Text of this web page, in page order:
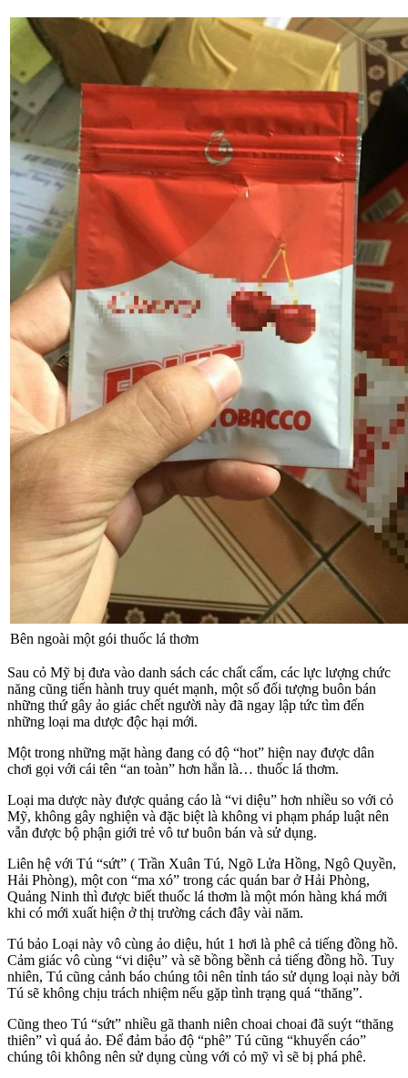
Bên ngoài một gói thuốc lá thơm
Sau cỏ Mỹ bị đưa vào danh sách các chất cấm, các lực lượng chức
năng cũng tiến hành truy quét mạnh, một số đối tượng buôn bán
những thứ gây ảo giác chết người này đã ngay lập tức tìm đến
những loại ma dược độc hại mới.
Một trong những mặt hàng đang có độ “hot” hiện nay được dân
chơi gọi với cái tên “an toàn” hơn hẳn là… thuốc lá thơm.
Loại ma dược này được quảng cáo là “vi diệu” hơn nhiều so với cỏ
Mỹ, không gây nghiện và đặc biệt là không vi phạm pháp luật nên
vẫn được bộ phận giới trẻ vô tư buôn bán và sử dụng.
Liên hệ với Tú “sứt” ( Trần Xuân Tú, Ngõ Lửa Hồng, Ngô Quyền,
Hải Phòng), một con “ma xó” trong các quán bar ở Hải Phòng,
Quảng Ninh thì được biết thuốc lá thơm là một món hàng khá mới
khi có mới xuất hiện ở thị trường cách đây vài năm.
Tú bảo Loại này vô cùng ảo diệu, hút 1 hơi là phê cả tiếng đồng hồ.
Cảm giác vô cùng “vi diệu” và sẽ bồng bềnh cả tiếng đồng hồ. Tuy
nhiên, Tú cũng cảnh báo chúng tôi nên tỉnh táo sử dụng loại này bởi
Tú sẽ không chịu trách nhiệm nếu gặp tình trạng quá “thăng”.
Cũng theo Tú “sứt” nhiều gã thanh niên choai choai đã suýt “thăng
thiên” vì quá ảo. Để đảm bảo độ “phê” Tú cũng “khuyến cáo”
chúng tôi không nên sử dụng cùng với cỏ mỹ vì sẽ bị phá phê.